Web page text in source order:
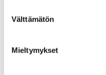
valinta
Välttämätön
Mieltymykset
Avaimenkuva 1
[Mm]
Ex-suojaus Taso